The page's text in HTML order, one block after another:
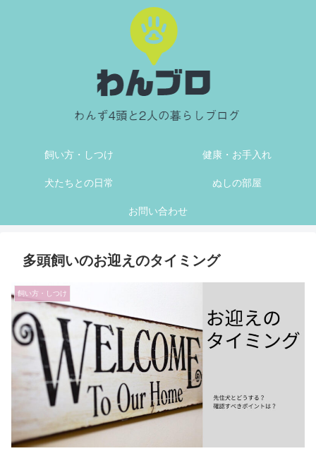
飼い方・しつけ 健康・お手入れ
犬たちとの日常 ぬしの部屋
お問い合わせ
多頭飼いのお迎えのタイミング
飼い方・しつけ